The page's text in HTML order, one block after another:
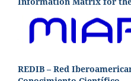
REDIB – Red